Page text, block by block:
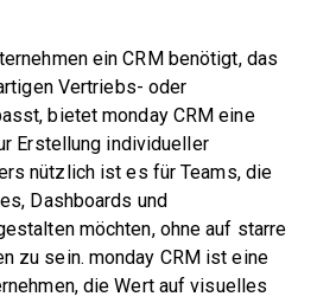
ein CRM benötigt, das
Vertriebs- oder
bietet monday CRM eine
Erstellung individueller
nützlich ist es für Teams, die
Dashboards und
möchten, ohne auf starre
zu sein. monday CRM ist eine
die Wert auf visuelles